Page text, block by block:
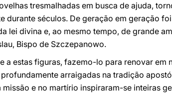
tresmalhadas em busca de ajuda,
durante séculos. De geração em geração
lei divina e, ao mesmo tempo, de grande
Bispo de Szczepanowo.
a estas figuras, fazemo-lo para renovar em
arraigadas na tradição
e no martírio inspiraram-se inteiras